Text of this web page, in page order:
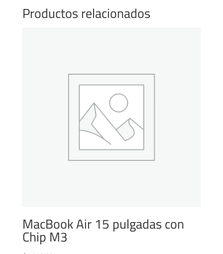
Productos relacionados
MacBook Air 15 pulgadas con
Chip M3